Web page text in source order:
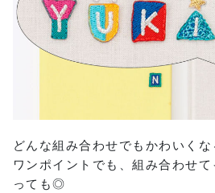
どんな組み合わせでもかわいく
ワンポイントでも、組み合わせ
っても◎